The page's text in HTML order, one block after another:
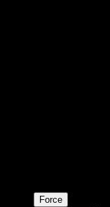
Force